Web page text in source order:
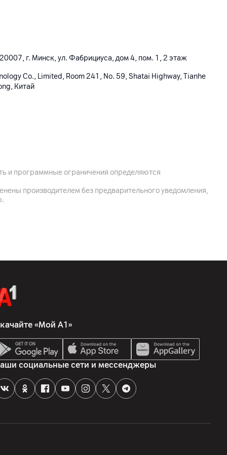
г. Минск, ул. Фабрициуса, дом 4, пом. 1, 2 этаж
Co., Limited, Room 241, No. 59, Shatai Highway, Tianhe
Китай
и программные ограничения определяются
производителем без предварительного уведомления,
«Мой А1»
социальные сети и мессенджеры